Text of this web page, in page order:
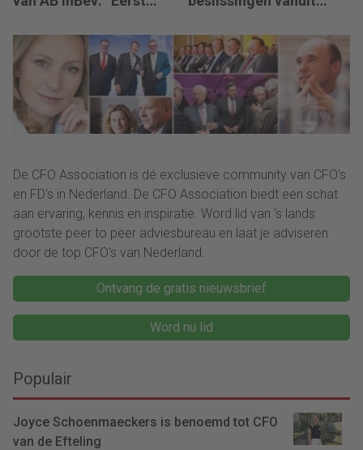
Niet omgekeerd.”
visie.”
De CFO Association is dé exclusieve community van CFO's
en FD's in Nederland. De CFO Association biedt een schat
aan ervaring, kennis en inspiratie. Word lid van ‘s lands
grootste peer to peer adviesbureau en laat je adviseren
door de top CFO's van Nederland.
Ontvang de gratis nieuwsbrief
Word nu lid
Populair
Joyce Schoenmaeckers is benoemd tot CFO
van de Efteling